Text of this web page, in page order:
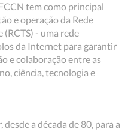
tem como principal
e operação da Rede
(RCTS) - uma rede
da Internet para garantir
e colaboração entre as
ciência, tecnologia e
a década de 80, para a